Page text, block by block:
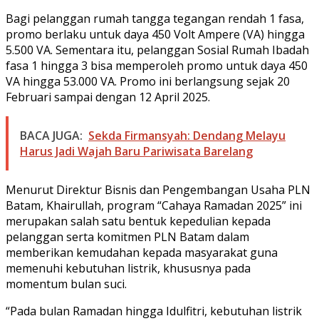
Bagi pelanggan rumah tangga tegangan rendah 1 fasa,
promo berlaku untuk daya 450 Volt Ampere (VA) hingga
5.500 VA. Sementara itu, pelanggan Sosial Rumah Ibadah
fasa 1 hingga 3 bisa memperoleh promo untuk daya 450
VA hingga 53.000 VA. Promo ini berlangsung sejak 20
Februari sampai dengan 12 April 2025.
BACA JUGA: Sekda Firmansyah: Dendang Melayu
Harus Jadi Wajah Baru Pariwisata Barelang
Menurut Direktur Bisnis dan Pengembangan Usaha PLN
Batam, Khairullah, program “Cahaya Ramadan 2025” ini
merupakan salah satu bentuk kepedulian kepada
pelanggan serta komitmen PLN Batam dalam
memberikan kemudahan kepada masyarakat guna
memenuhi kebutuhan listrik, khususnya pada
momentum bulan suci.
“Pada bulan Ramadan hingga Idulfitri, kebutuhan listrik